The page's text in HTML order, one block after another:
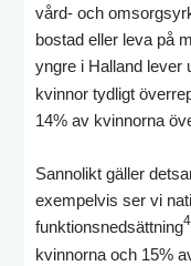
vård- och
bostad eller leva på
yngre i Halland lever
kvinnor tydligt
14% av kvinnorna
Sannolikt gäller
exempelvis ser vi
funktionsnedsättning
kvinnorna och 15%